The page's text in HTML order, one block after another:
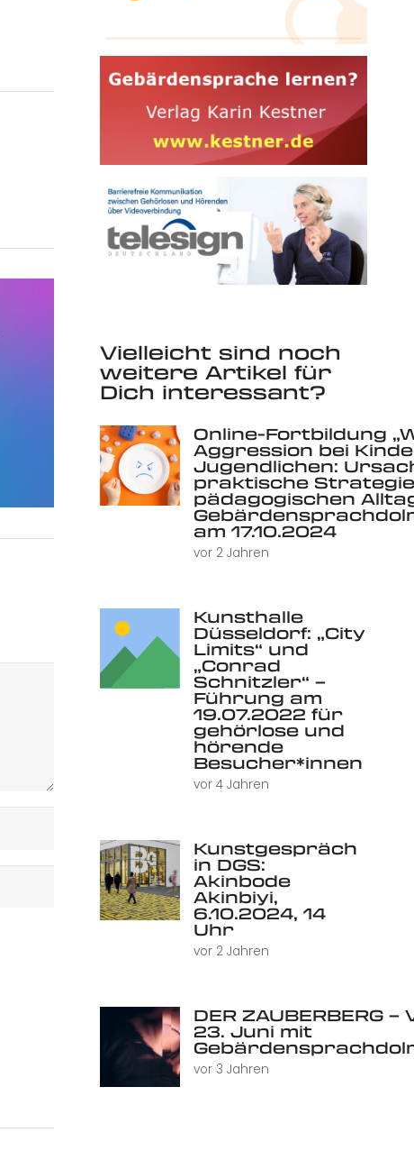
Vielleicht sind noch
weitere Artikel für
Dich interessant?
Online-Fortbildung
Aggression bei
Jugendlichen:
praktische
pädagogischen
am 17.10.2024
vor 2 Jahren
Kunsthalle
Düsseldorf: „City
Limits“ und
„Conrad
Schnitzler“ –
Führung am
19.07.2022 für
gehörlose und
hörende
Besucher*innen
vor 4 Jahren
Kunstgespräch
in DGS:
Akinbode
Akinbiyi,
6.10.2024, 14
Uhr
vor 2 Jahren
DER ZAUBERBERG
23. Juni mit
vor 3 Jahren